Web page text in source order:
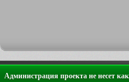
Администрация проекта не несет